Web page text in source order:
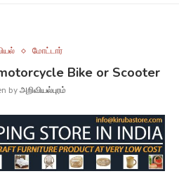
மோட்டார்
Bike or Scooter
byஅறிவியல்புரம்